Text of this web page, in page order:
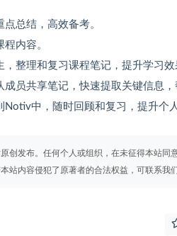
总结，高效备考。
内容。
整理和复习课程笔记，提升学习效
成员共享笔记，快速提取关键信息，
Notiv中，随时回顾和复习，提升个
创发布。任何个人或组织，在未征得本站同
站内容侵犯了原著者的合法权益，可联系我